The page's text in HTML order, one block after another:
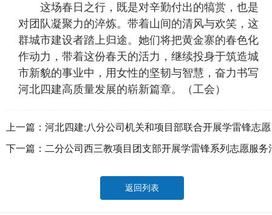
这场春日之行，既是对辛勤付出的犒赏，也是
对团队凝聚力的淬炼。带着山间的清风与欢笑，这
群城市建设者踏上归途。她们将把黄金寨的春色化
作动力，带着这份春天的活力，继续投身于筑造城
市新貌的事业中，用女性的坚韧与智慧，奋力书写
河北四建高质量发展的崭新篇章。（工会）
上一篇： 河北四建:八分公司机关和项目部联合开展学雷锋志愿
服务活动
下一篇： 二分公司西三教项目团支部开展学雷锋系列志愿服务
返回列表